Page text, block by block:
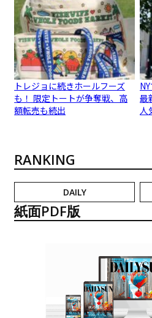
トレジョに続きホールフーズ
も！ 限定トートが争奪戦、高
額転売も続出
最
人
RANKING
DAILY
紙面PDF版